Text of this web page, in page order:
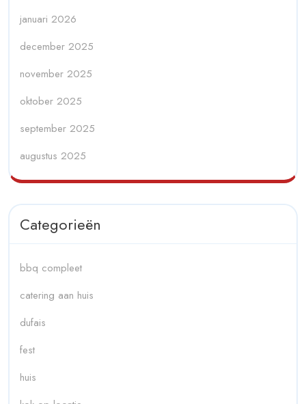
januari 2026
december 2025
november 2025
oktober 2025
september 2025
augustus 2025
Categorieën
bbq compleet
catering aan huis
dufais
fest
huis